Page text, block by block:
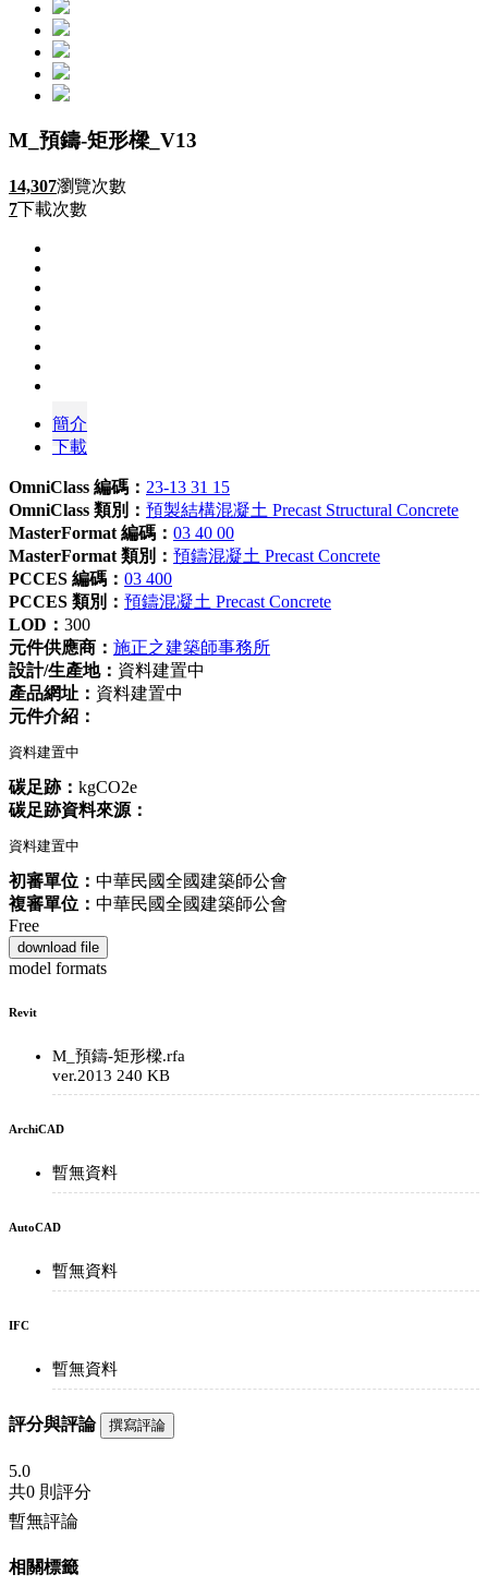
M_預鑄-矩形樑_V13
14,307瀏覽次數
7下載次數
簡介
下載
OmniClass 編碼： 23-13 31 15
OmniClass 類別： 預製結構混凝土 Precast Structural Concrete
MasterFormat 編碼： 03 40 00
MasterFormat 類別： 預鑄混凝土 Precast Concrete
PCCES 編碼： 03 400
PCCES 類別： 預鑄混凝土 Precast Concrete
LOD： 300
元件供應商： 施正之建築師事務所
設計/生產地： 資料建置中
產品網址： 資料建置中
元件介紹：
資料建置中
碳足跡： kgCO2e
碳足跡資料來源：
資料建置中
初審單位： 中華民國全國建築師公會
複審單位： 中華民國全國建築師公會
Free
download file
model formats
Revit
M_預鑄-矩形樑.rfa
ver.2013 240 KB
ArchiCAD
暫無資料
AutoCAD
暫無資料
IFC
暫無資料
評分與評論 撰寫評論
5.0
共0 則評分
暫無評論
相關標籤